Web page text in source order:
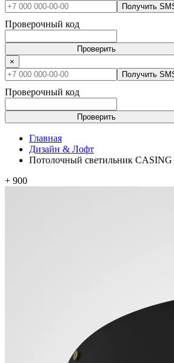
Получить
Проверочный код
Проверить
×
Получить
Проверочный код
Проверить
Главная
Дизайн & Лофт
Потолочный светильник
+ 900